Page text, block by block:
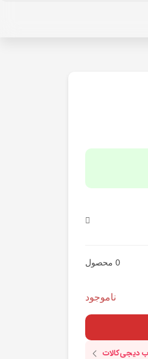
0 محصول
ناموجود